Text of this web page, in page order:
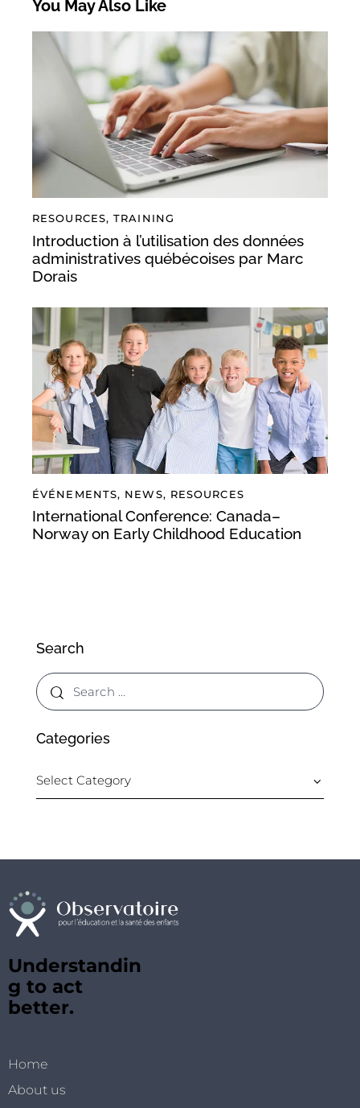
You May Also Like
RESOURCES,TRAINING
Introduction à l’utilisation des données
administratives québécoises par Marc
Dorais
ÉVÉNEMENTS, NEWS, RESOURCES
International Conference: Canada–
Norway on Early Childhood Education
Search
Categories
Understandin
g to act
better.
Home
About us